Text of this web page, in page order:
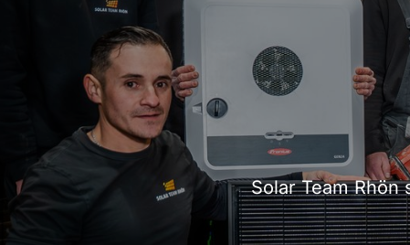
Solar Team